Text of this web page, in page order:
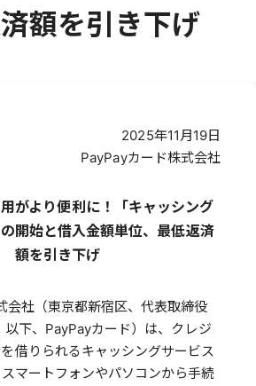
額を引き下げ
2025年11月19日
PayPayカード株式会社
がより便利に！「キャッシング
開始と借入金額単位、最低返済
額を引き下げ
会社（東京都新宿区、代表取締役
下、PayPayカード）は、クレジ
借りられるキャッシングサービス
スマートフォンやパソコンから手続